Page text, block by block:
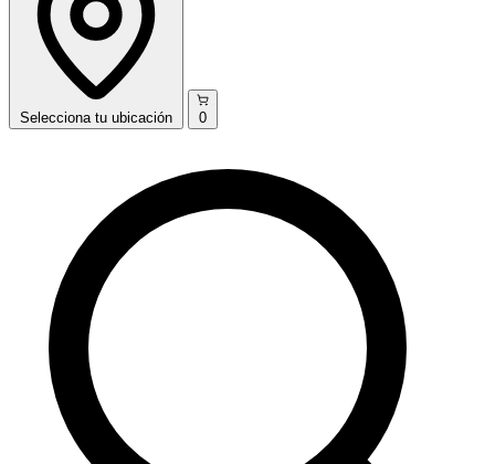
Selecciona tu ubicación 0